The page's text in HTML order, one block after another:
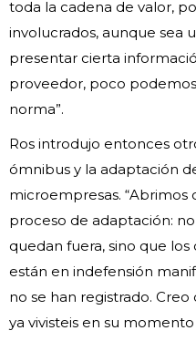
toda la cadena de valor,
involucrados, aunque sea
presentar cierta
proveedor, poco
norma”.
Ros introdujo entonces
ómnibus y la adaptación
microempresas.
proceso de adaptación:
quedan fuera, sino que
están en indefensión
no se han registrado.
ya vivisteis en su